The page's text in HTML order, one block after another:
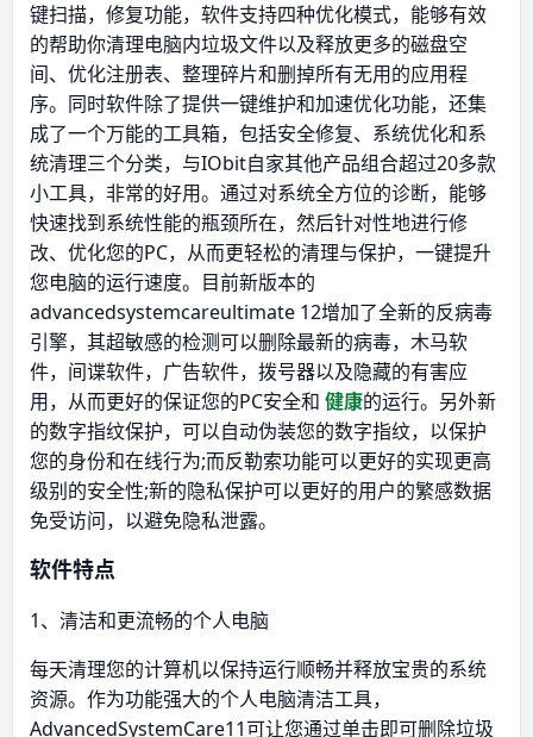
键扫描，修复功能，软件支持四种优化模式，能够有效
的帮助你清理电脑内垃圾文件以及释放更多的磁盘空
间、优化注册表、整理碎片和删掉所有无用的应用程
序。同时软件除了提供一键维护和加速优化功能，还集
成了一个万能的工具箱，包括安全修复、系统优化和系
统清理三个分类，与IObit自家其他产品组合超过20多款
小工具，非常的好用。通过对系统全方位的诊断，能够
快速找到系统性能的瓶颈所在，然后针对性地进行修
改、优化您的PC，从而更轻松的清理与保护，一键提升
您电脑的运行速度。目前新版本的
advancedsystemcareultimate 12增加了全新的反病毒
引擎，其超敏感的检测可以删除最新的病毒，木马软
件，间谍软件，广告软件，拨号器以及隐藏的有害应
用，从而更好的保证您的PC安全和 健康的运行。另外新
的数字指纹保护，可以自动伪装您的数字指纹，以保护
您的身份和在线行为;而反勒索功能可以更好的实现更高
级别的安全性;新的隐私保护可以更好的用户的繁感数据
免受访问，以避免隐私泄露。
软件特点
1、清洁和更流畅的个人电脑
每天清理您的计算机以保持运行顺畅并释放宝贵的系统
资源。作为功能强大的个人电脑清洁工具，
AdvancedSystemCare11可让您通过单击即可删除垃圾